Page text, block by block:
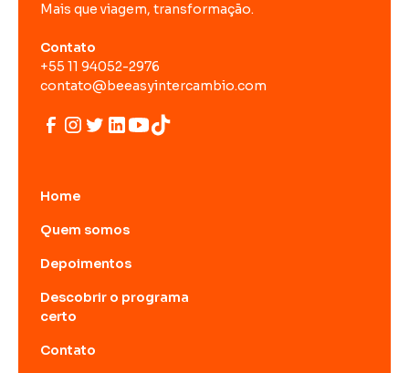
Mais que viagem, transformação.
Contato
+55 11 94052-2976
contato@beeasyintercambio.com
Home
Quem somos
Depoimentos
Descobrir o programa
certo
Contato